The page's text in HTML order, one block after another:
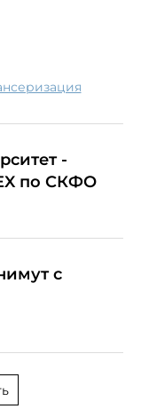
-
по СКФО
с